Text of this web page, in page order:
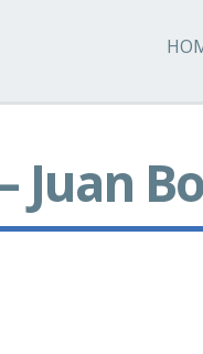
Juan